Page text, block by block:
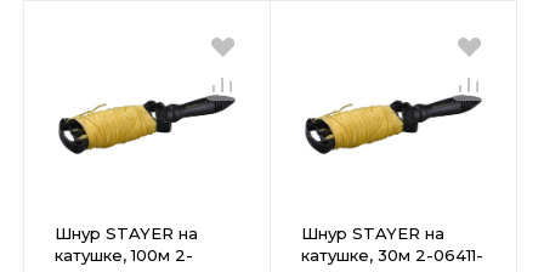
Шнур STAYER на
катушке, 100м 2-
Шнур STAYER на
катушке, 30м 2-06411-